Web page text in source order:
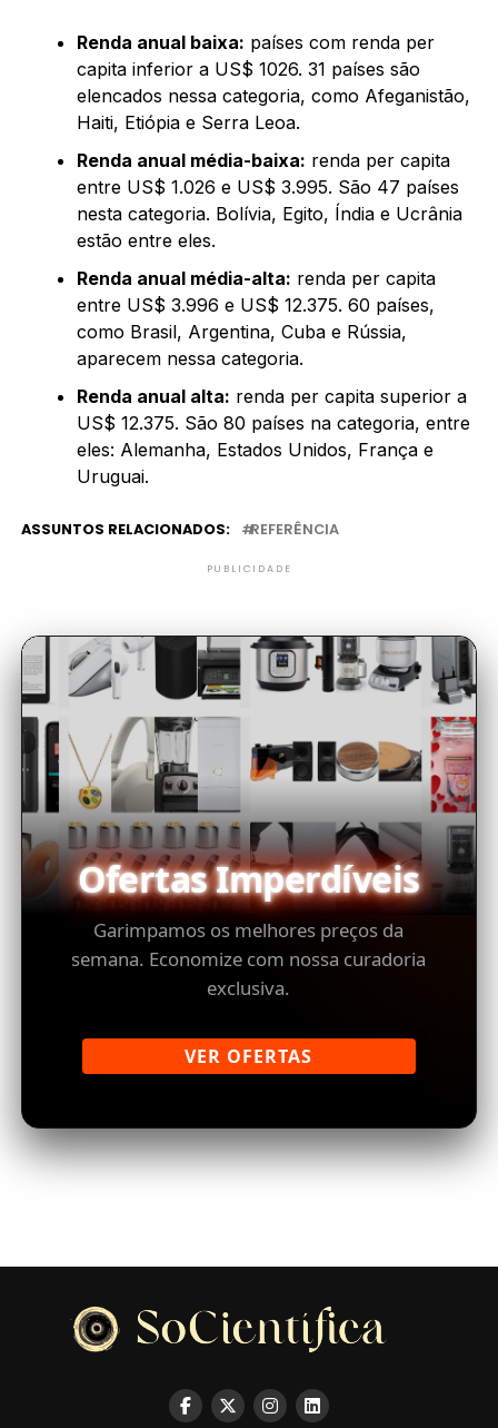
Renda anual baixa: países com renda per
capita inferior a US$ 1026. 31 países são
elencados nessa categoria, como Afeganistão,
Haiti, Etiópia e Serra Leoa.
Renda anual média-baixa: renda per capita
entre US$ 1.026 e US$ 3.995. São 47 países
nesta categoria. Bolívia, Egito, Índia e Ucrânia
estão entre eles.
Renda anual média-alta: renda per capita
entre US$ 3.996 e US$ 12.375. 60 países,
como Brasil, Argentina, Cuba e Rússia,
aparecem nessa categoria.
Renda anual alta: renda per capita superior a
US$ 12.375. São 80 países na categoria, entre
eles: Alemanha, Estados Unidos, França e
Uruguai.
ASSUNTOS RELACIONADOS: REFERÊNCIA
PUBLICIDADE
Ofertas Imperdíveis
Garimpamos os melhores preços da
semana. Economize com nossa curadoria
exclusiva.
VER OFERTAS